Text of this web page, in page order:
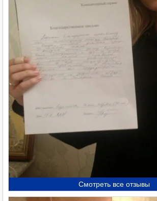
Смотреть все отзывы